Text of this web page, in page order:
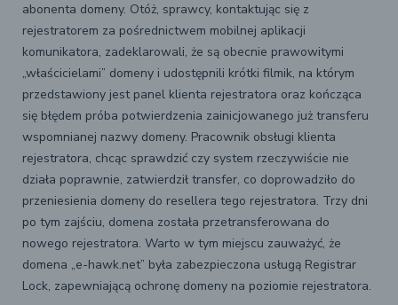
abonenta domeny. Otóż, sprawcy, kontaktując się z
rejestratorem za pośrednictwem mobilnej aplikacji
komunikatora, zadeklarowali, że są obecnie prawowitymi
„właścicielami” domeny i udostępnili krótki filmik, na którym
przedstawiony jest panel klienta rejestratora oraz kończąca
się błędem próba potwierdzenia zainicjowanego już transferu
wspomnianej nazwy domeny. Pracownik obsługi klienta
rejestratora, chcąc sprawdzić czy system rzeczywiście nie
działa poprawnie, zatwierdził transfer, co doprowadziło do
przeniesienia domeny do resellera tego rejestratora. Trzy dni
po tym zajściu, domena została przetransferowana do
nowego rejestratora. Warto w tym miejscu zauważyć, że
domena „e-hawk.net” była zabezpieczona usługą Registrar
Lock, zapewniającą ochronę domeny na poziomie rejestratora.